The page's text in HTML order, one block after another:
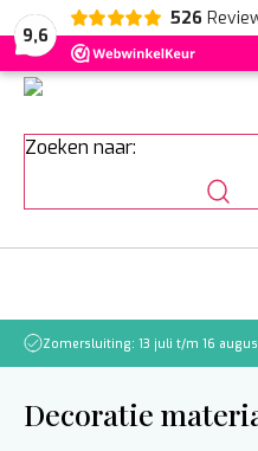
9,6
526
NL EN DE
Zoeken naar:
Zomersluiting: 13 juli t/m 16
Decoratie